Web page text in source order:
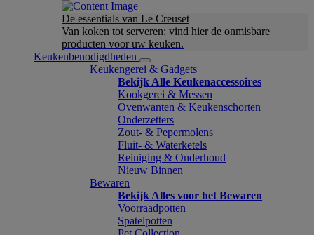
De essentials van Le Creuset
Van koken tot serveren: vind hier de onmisbare
producten voor uw keuken.
Keukenbenodigdheden
Keukengerei & Gadgets
Bekijk Alle Keukenaccessoires
Kookgerei & Messen
Ovenwanten & Keukenschorten
Onderzetters
Zout- & Pepermolens
Fluit- & Waterketels
Reiniging & Onderhoud
Nieuw Binnen
Bewaren
Bekijk Alles voor het Bewaren
Voorraadpotten
Spatelpotten